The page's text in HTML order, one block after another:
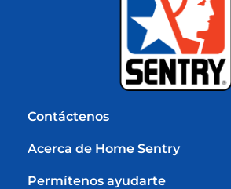
Contáctenos
Acerca de Home Sentry
Permítenos ayudarte